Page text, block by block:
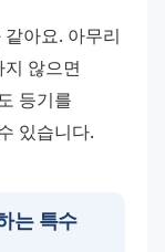
아요. 아무리
않으면
등기를
있습니다.
는 특수